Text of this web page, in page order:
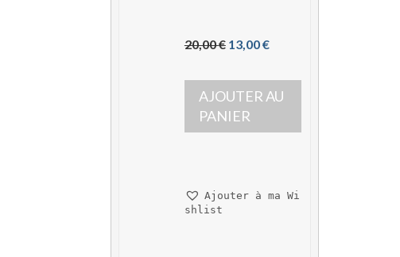
20,00 € L
p
r
i
x
t
13,00 €L
p
r
x
u
AJOUTER AU
PANIER
Ajouter à ma Wi
shlist